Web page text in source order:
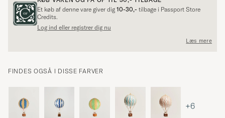
Et køb af denne vare giver dig 10-30,- tilbage i Passport Store
Credits.
Log ind eller registrer dig nu
Læs mere
FINDES OGSÅ I DISSE FARVER
+6